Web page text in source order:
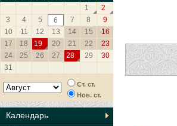
1
2
3
4 5 6 7 8
9
10
11 12 13 14 15
16
17
18 19 20 21 22
23
24
25 26 27 28 29
30
31
Ст. ст.
Нов. ст.
Календарь